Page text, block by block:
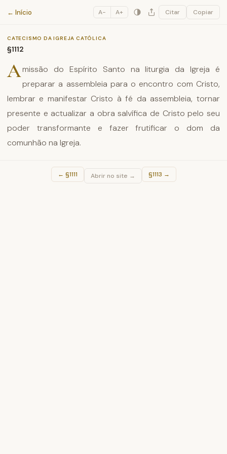
Catecismo da Igreja Católica
← Início A− A+ Citar Copiar
CATECISMO DA IGREJA CATÓLICA
§1112
Amissão do Espírito Santo na liturgia da Igreja é
preparar a assembleia para o encontro com Cristo,
lembrar e manifestar Cristo à fé da assembleia, tornar
presente e actualizar a obra salvífica de Cristo pelo seu
poder transformante e fazer frutificar o dom da
comunhão na Igreja.
← §1111 Abrir no site → §1113 →